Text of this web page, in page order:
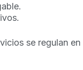
se regulan en